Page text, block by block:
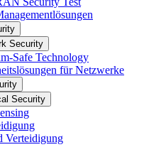
Security
Safe Technology
für Netzwerke
Security
Verteidigung